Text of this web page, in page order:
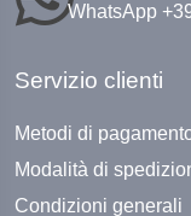
WhatsApp
Servizio clienti
Metodi di
Modalità di
Condizioni generali